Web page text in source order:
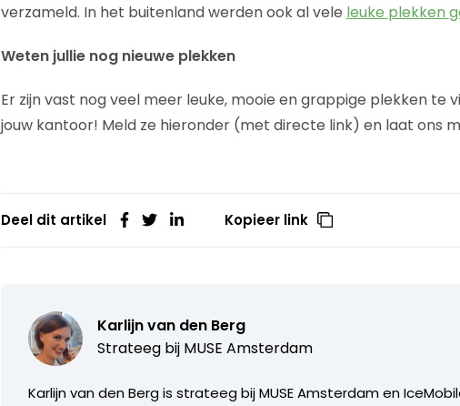
verzameld. In het buitenland werden ook al vele leuke plekken
Weten jullie nog nieuwe plekken
Er zijn vast nog veel meer leuke, mooie en grappige plekken te
jouw kantoor! Meld ze hieronder (met directe link) en laat ons
Deel dit artikel Kopieer link
Karlijn van den Berg
Strateeg bij MUSE Amsterdam
Karlijn van den Berg is strateeg bij MUSE Amsterdam en